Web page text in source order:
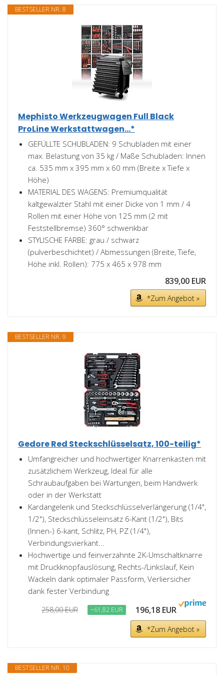
BESTSELLER NR. 8
Mephisto Werkzeugwagen Full Black
ProLine Werkstattwagen...*
GEFÜLLTE SCHUBLADEN: 9 Schubladen mit einer
max. Belastung von 35 kg / Maße Schubladen: Innen
ca. 535 mm x 395 mm x 60 mm (Breite x Tiefe x
Höhe)
MATERIAL DES WAGENS: Premiumqualität
kaltgewalzter Stahl mit einer Dicke von 1 mm / 4
Rollen mit einer Höhe von 125 mm (2 mit
Feststellbremse) 360° schwenkbar
STYLISCHE FARBE: grau / schwarz
(pulverbeschichtet) / Abmessungen (Breite, Tiefe,
Höhe inkl. Rollen): 775 x 465 x 978 mm
839,00 EUR
*Zum Angebot »
BESTSELLER NR. 9
Gedore Red Steckschlüsselsatz, 100-teilig*
Umfangreicher und hochwertiger Knarrenkasten mit
zusätzlichem Werkzeug, Ideal für alle
Schraubaufgaben bei Wartungen, beim Handwerk
oder in der Werkstatt
Kardangelenk und Steckschlüsselverlängerung (1/4",
1/2"), Steckschlüsseleinsatz 6-Kant (1/2"), Bits
(Innen-) 6-kant, Schlitz, PH, PZ (1/4"),
Verbindungsvierkant...
Hochwertige und feinverzahnte 2K-Umschaltknarre
mit Druckknopfauslösung, Rechts-/Linkslauf, Kein
Wackeln dank optimaler Passform, Verliersicher
dank fester Verbindung
258,00 EUR −61,82 EUR 196,18 EUR
*Zum Angebot »
BESTSELLER NR. 10